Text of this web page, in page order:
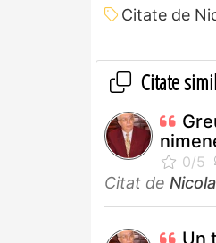
Citate de
Citate
Citat de
Un